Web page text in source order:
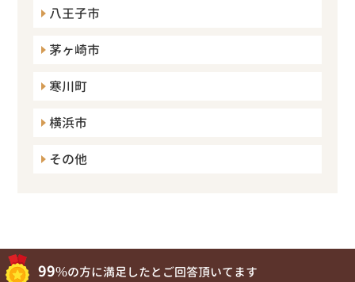
八王子市
茅ヶ崎市
寒川町
横浜市
その他
99%の方に満足したとご回答頂いてます